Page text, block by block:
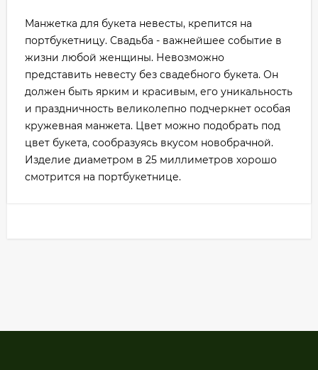
Манжетка для букета невесты, крепится на
портбукетницу. Свадьба - важнейшее событие в
жизни любой женщины. Невозможно
представить невесту без свадебного букета. Он
должен быть ярким и красивым, его уникальность
и праздничность великолепно подчеркнет особая
кружевная манжета. Цвет можно подобрать под
цвет букета, сообразуясь вкусом новобрачной.
Изделие диаметром в 25 миллиметров хорошо
смотрится на портбукетнице.